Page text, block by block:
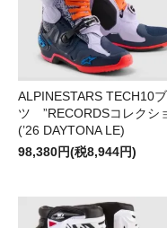
ALPINESTARS TECH10
ツ ”RECORDSコレクシ
(’26 DAYTONA LE)
98,380円(税8,944円)